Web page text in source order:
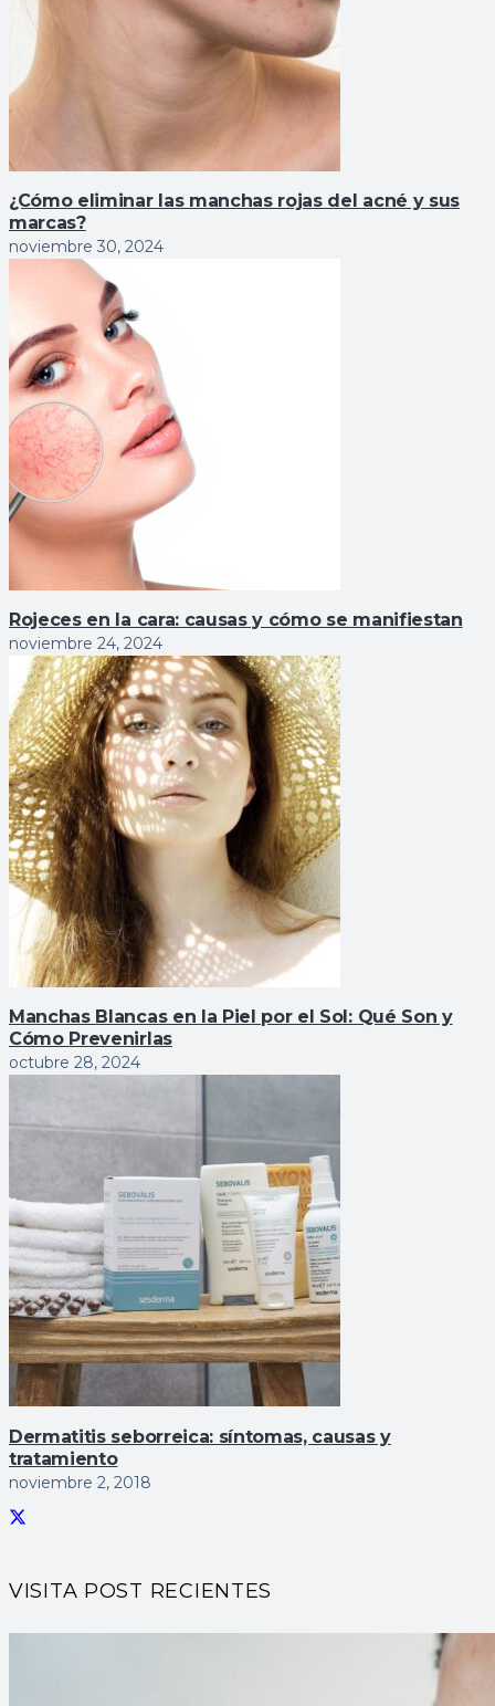
¿Cómo eliminar las manchas rojas del acné y sus
marcas?
noviembre 30, 2024
Rojeces en la cara: causas y cómo se manifiestan
noviembre 24, 2024
Manchas Blancas en la Piel por el Sol: Qué Son y
Cómo Prevenirlas
octubre 28, 2024
Dermatitis seborreica: sí­ntomas, causas y
tratamiento
noviembre 2, 2018
VISITA POST RECIENTES